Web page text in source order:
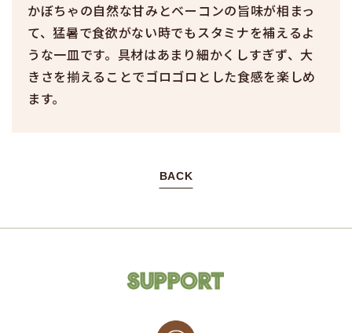
かぼちゃの自然な甘みとベーコンの旨味が相まっ
て、猛暑で食欲がない時でもスタミナを補えるよ
うな一皿です。具材はあまり細かくしすぎず、大
きさを揃えることでゴロゴロとした食感を楽しめ
ます。
BACK
SUPPORT